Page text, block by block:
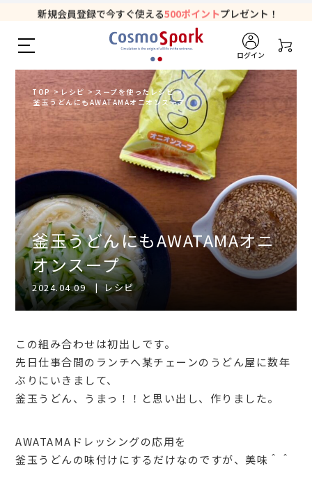
5,000円以上のお買い物で全国一律送料無料♪
新規会員登録で今すぐ使える500ポイント プレゼント！
ログイン
TOP > レシピ >スープを使ったレシピ >
釜玉うどんにもAWATAMAオニオンスープ
釜玉うどんにもAWATAMAオニ
オンスープ
2024.04.09 | レシピ
この組み合わせは初出しです。
先日仕事合間のランチへ某チェーンのうどん屋に数年
ぶりにいきまして、
釜玉うどん、うまっ！！と思い出し、作りました。
AWATAMAドレッシングの応用を
釜玉うどんの味付けにするだけなのですが、美味＾＾